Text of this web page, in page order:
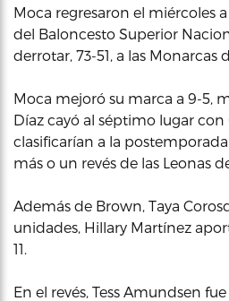
Moca regresaron el miércoles
del Baloncesto Superior
derrotar, 73-51, a las Monarcas
Moca mejoró su marca a 9-5,
Díaz cayó al séptimo lugar con
clasificarían a la
más o un revés de las Leonas
Además de Brown, Taya
unidades, Hillary Martínez
11.
En el revés, Tess Amundsen